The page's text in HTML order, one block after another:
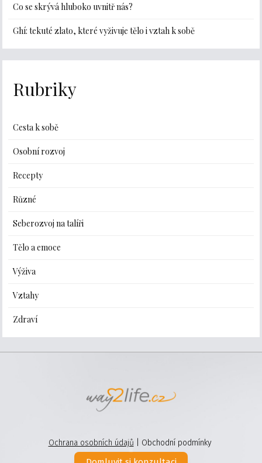
Co se skrývá hluboko uvnitř nás?
Ghí: tekuté zlato, které vyživuje tělo i vztah k sobě
Rubriky
Cesta k sobě
Osobní rozvoj
Recepty
Různé
Seberozvoj na talíři
Tělo a emoce
Výživa
Vztahy
Zdraví
Ochrana osobních údajů | Obchodní podmínky